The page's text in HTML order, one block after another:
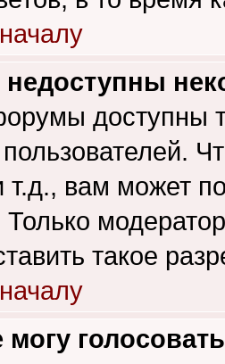
недоступны
доступны
вам может
такое